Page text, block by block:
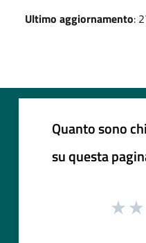
Ultimo aggiornamento:
Quanto sono
su questa